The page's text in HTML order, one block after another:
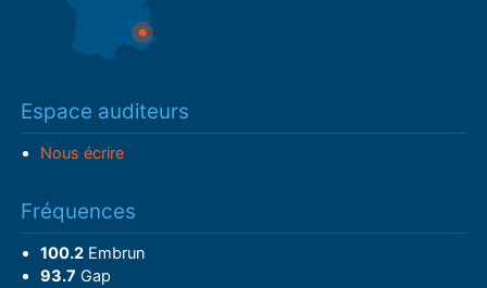
Espace auditeurs
Nous écrire
Fréquences
100.2Embrun
93.7 Gap